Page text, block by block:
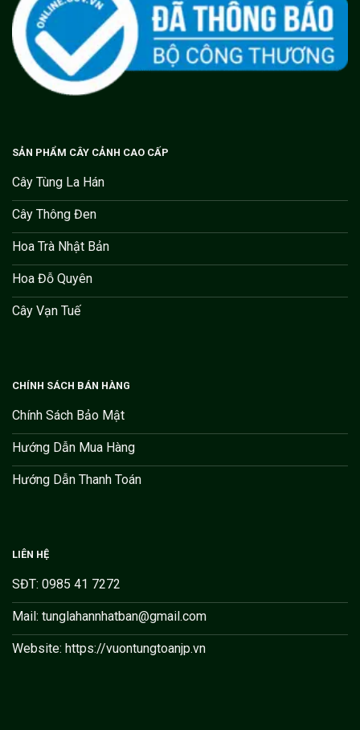
SẢN PHẨM CÂY CẢNH CAO CẤP
Cây Tùng La Hán
Cây Thông Đen
Hoa Trà Nhật Bản
Hoa Đỗ Quyên
Cây Vạn Tuế
CHÍNH SÁCH BÁN HÀNG
Chính Sách Bảo Mật
Hướng Dẫn Mua Hàng
Hướng Dẫn Thanh Toán
LIÊN HỆ
SĐT: 0985 41 7272
Mail: tunglahannhatban@gmail.com
Website: https://vuontungtoanjp.vn